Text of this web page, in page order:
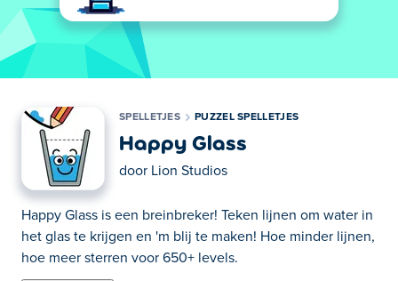
SPELLETJES PUZZEL SPELLETJES
Happy Glass
door Lion Studios
Happy Glass is een breinbreker! Teken lijnen om water in
het glas te krijgen en 'm blij te maken! Hoe minder lijnen,
hoe meer sterren voor 650+ levels.